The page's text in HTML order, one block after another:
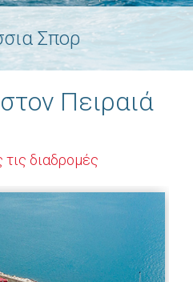
Σπορ
Πειραιά
τις διαδρομές